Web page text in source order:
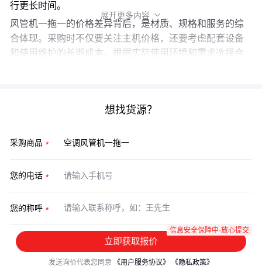
行更长时间。
风管机一拖一的价格差异背后，是材质、规格和服务的综
合体现。采购时不仅要关注主机价格，还要考虑配套设备
和使用维护的长期成本。根据实际使用环境和需求选择合
展开更多内容 
想找货源？
采购商品
您的电话
您的称呼
立即获取报价
信息安全保障中·放心提交
发送询价代表您同意 《用户服务协议》 《隐私政策》